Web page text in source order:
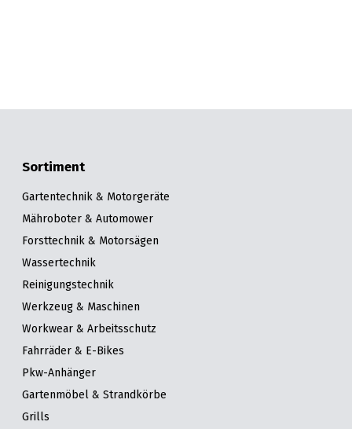
Sortiment
Gartentechnik & Motorgeräte
Mähroboter & Automower
Forsttechnik & Motorsägen
Wassertechnik
Reinigungstechnik
Werkzeug & Maschinen
Workwear & Arbeitsschutz
Fahrräder & E-Bikes
Pkw-Anhänger
Gartenmöbel & Strandkörbe
Grills